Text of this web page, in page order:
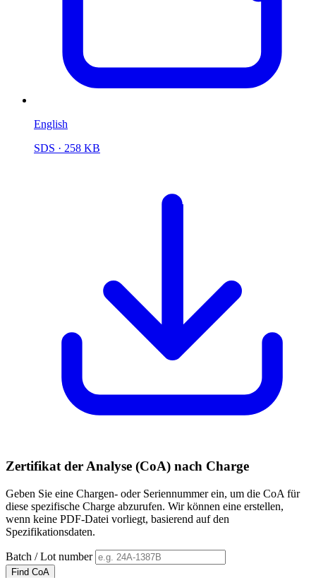
English
SDS · 258 KB
Zertifikat der Analyse (CoA) nach Charge
Geben Sie eine Chargen- oder Seriennummer ein, um die CoA für
diese spezifische Charge abzurufen. Wir können eine erstellen,
wenn keine PDF-Datei vorliegt, basierend auf den
Spezifikationsdaten.
Batch / Lot number
Find CoA